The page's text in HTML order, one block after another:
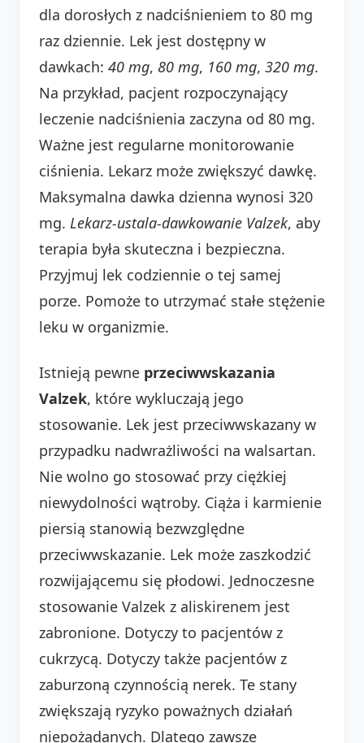
dla dorosłych z nadciśnieniem to 80 mg
raz dziennie. Lek jest dostępny w
dawkach: 40 mg, 80 mg, 160 mg, 320 mg.
Na przykład, pacjent rozpoczynający
leczenie nadciśnienia zaczyna od 80 mg.
Ważne jest regularne monitorowanie
ciśnienia. Lekarz może zwiększyć dawkę.
Maksymalna dawka dzienna wynosi 320
mg. Lekarz-ustala-dawkowanie Valzek, aby
terapia była skuteczna i bezpieczna.
Przyjmuj lek codziennie o tej samej
porze. Pomoże to utrzymać stałe stężenie
leku w organizmie.
Istnieją pewne przeciwwskazania
Valzek, które wykluczają jego
stosowanie. Lek jest przeciwwskazany w
przypadku nadwrażliwości na walsartan.
Nie wolno go stosować przy ciężkiej
niewydolności wątroby. Ciąża i karmienie
piersią stanowią bezwzględne
przeciwwskazanie. Lek może zaszkodzić
rozwijającemu się płodowi. Jednoczesne
stosowanie Valzek z aliskirenem jest
zabronione. Dotyczy to pacjentów z
cukrzycą. Dotyczy także pacjentów z
zaburzoną czynnością nerek. Te stany
zwiększają ryzyko poważnych działań
niepożądanych. Dlatego zawsze